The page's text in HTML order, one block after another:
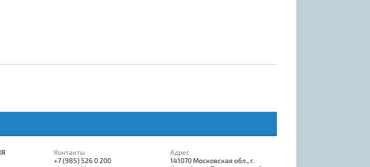
Контакты
+7 (985) 526 0 200
Адрес
141070 Московская обл., г.